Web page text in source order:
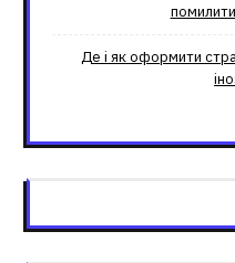
Де і як оформити